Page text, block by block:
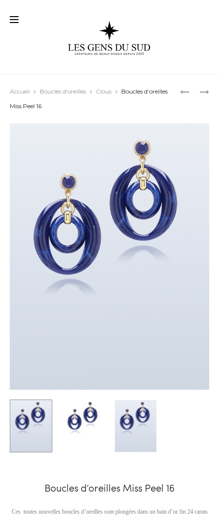
BOUCLES
BOUCLES
Accueil Boucles d'oreilles Clous
Boucles d’oreilles
Miss Peel 16
Boucles d’oreilles Miss Peel 16
Ces toutes nouvelles boucles d’oreilles sont plongées dans un bain d’or fin 24 carats